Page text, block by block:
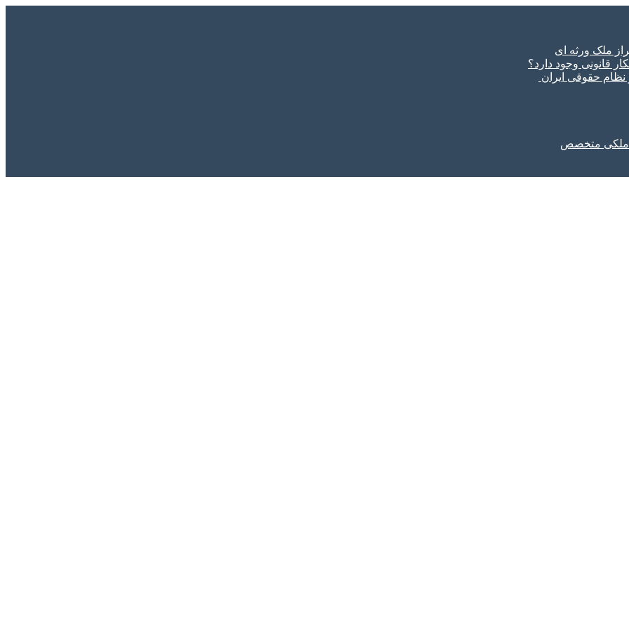
قانونی وجود دارد؟
نظام حقوقی ایران
ملکی متخصص